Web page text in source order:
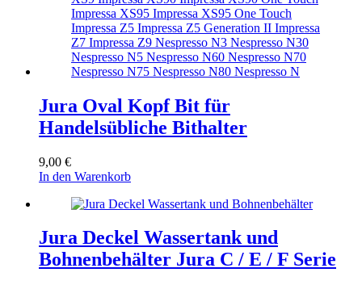
Jura Oval Kopf Bit für
Handelsübliche Bithalter
9,00 €
In den Warenkorb
Jura Deckel Wassertank und
Bohnenbehälter Jura C / E / F Serie